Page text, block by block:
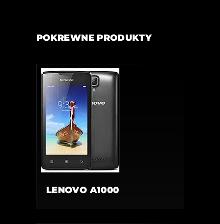
POKREWNE PRODUKTY
LENOVO A1000